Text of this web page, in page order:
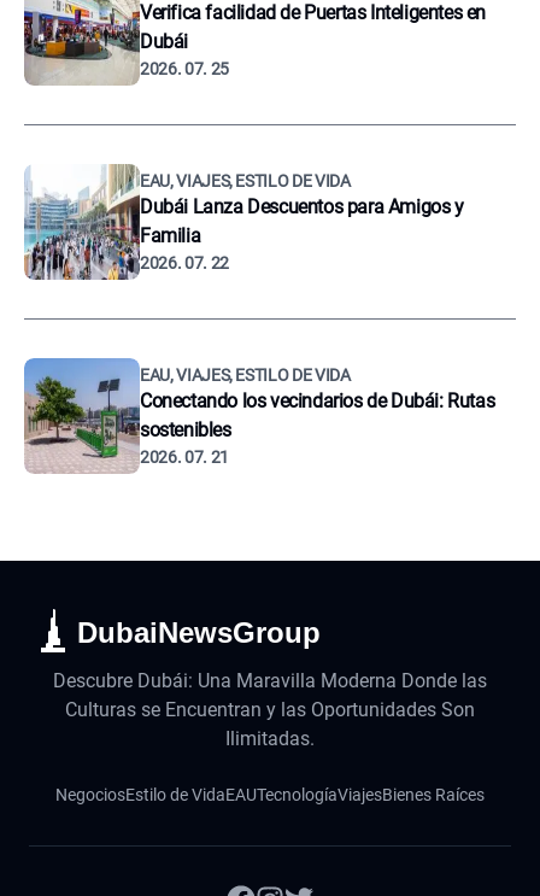
Verifica facilidad de Puertas Inteligentes en
Dubái
2026. 07. 25
EAU, VIAJES, ESTILO DE VIDA
Dubái Lanza Descuentos para Amigos y
Familia
2026. 07. 22
EAU, VIAJES, ESTILO DE VIDA
Conectando los vecindarios de Dubái: Rutas
sostenibles
2026. 07. 21
DubaiNewsGroup
Descubre Dubái: Una Maravilla Moderna Donde las
Culturas se Encuentran y las Oportunidades Son
Ilimitadas.
NegociosEstilo de VidaEAUTecnologíaViajesBienes Raíces